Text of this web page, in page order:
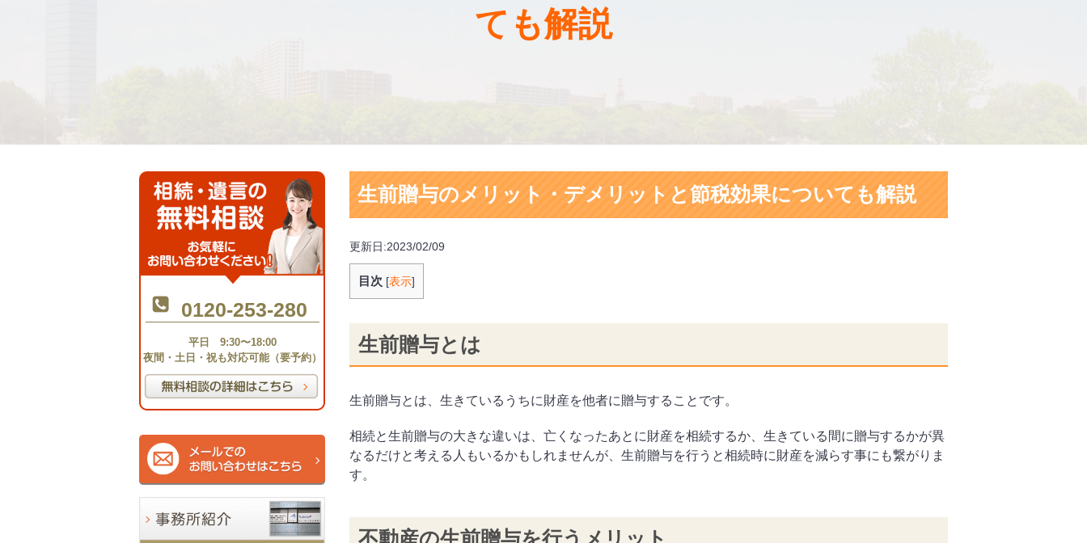
ても解説
生前贈与のメリット・デメリットと節税効果についても解説
更新日:2023/02/09
目次 [表示]
生前贈与とは
生前贈与とは、生きているうちに財産を他者に贈与することです。
相続と生前贈与の大きな違いは、亡くなったあとに財産を相続するか、生きている間に贈与するかが異
なるだけと考える人もいるかもしれませんが、生前贈与を行うと相続時に財産を減らす事にも繋がりま
す。
不動産の生前贈与を行うメリット
0120-253-280
平日 9:30〜18:00
夜間・土日・祝も対応可能（要予約）